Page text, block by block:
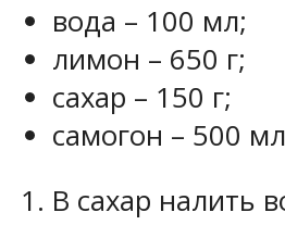
вода – 100 мл;
лимон – 650 г;
сахар – 150 г;
самогон – 500
В сахар налить